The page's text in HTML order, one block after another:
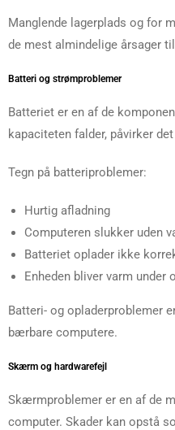
Manglende lagerplads og for
de mest almindelige årsager
Batteri og strømproblemer
Batteriet er en af de
kapaciteten falder, påvirker
Tegn på batteriproblemer:
Hurtig afladning
Computeren slukker uden
Batteriet oplader ikke
Enheden bliver varm under
Batteri- og opladerproblemer
bærbare computere.
Skærm og hardwarefejl
Skærmproblemer er en af de
computer. Skader kan opstå